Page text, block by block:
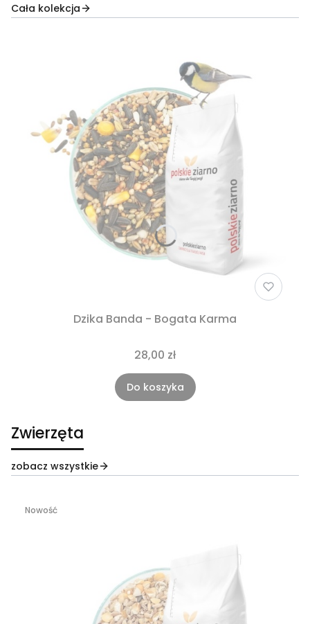
Cała kolekcja
Dzika Banda - Bogata Karma
28,00 zł
Do koszyka
Zwierzęta
zobacz wszystkie
Nowość